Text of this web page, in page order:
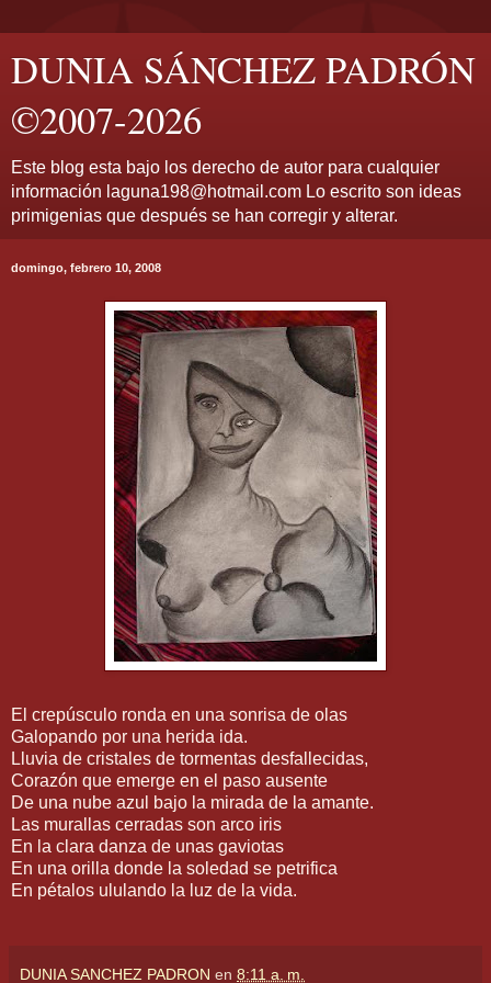
DUNIA SÁNCHEZ PADRÓN
©2007-2026
Este blog esta bajo los derecho de autor para cualquier
información laguna198@hotmail.com Lo escrito son ideas
primigenias que después se han corregir y alterar.
domingo, febrero 10, 2008
El crepúsculo ronda en una sonrisa de olas
Galopando por una herida ida.
Lluvia de cristales de tormentas desfallecidas,
Corazón que emerge en el paso ausente
De una nube azul bajo la mirada de la amante.
Las murallas cerradas son arco iris
En la clara danza de unas gaviotas
En una orilla donde la soledad se petrifica
En pétalos ululando la luz de la vida.
DUNIA SANCHEZ PADRON en 8:11 a. m.